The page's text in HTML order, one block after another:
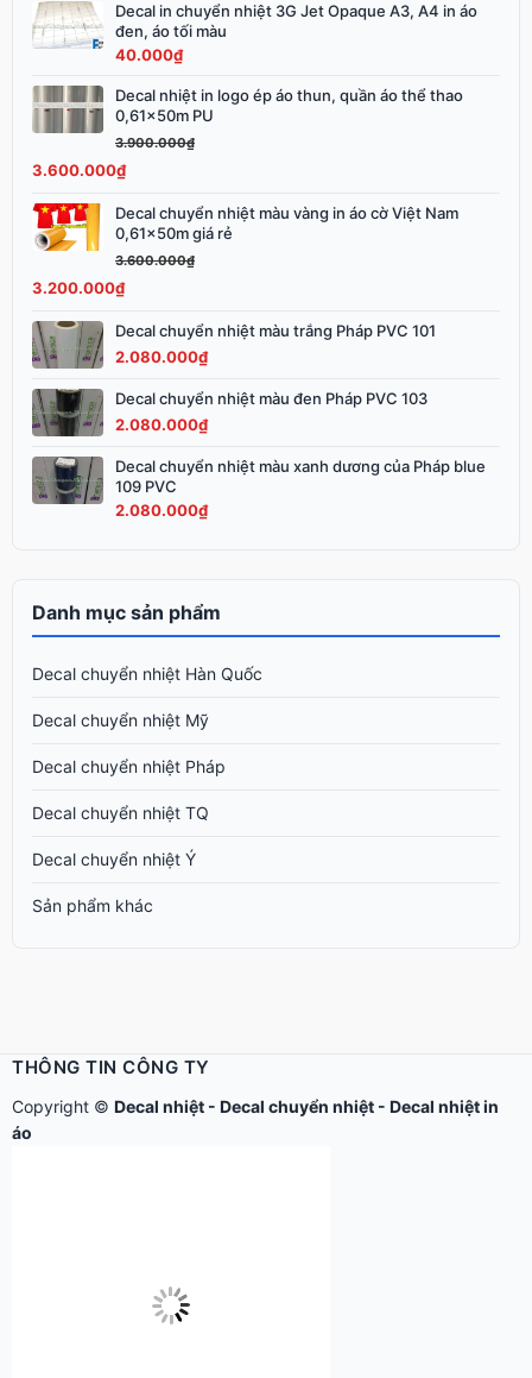
1.750.000₫.Decal in chuyển nhiệt 3G Jet Opaque A3, A4 in áo
đen, áo tối màu
40.000₫
Decal nhiệt in logo ép áo thun, quần áo thể thao
0,61x50m PU
3.900.000₫
Giá
3.900.000₫.
3.600.000₫
Giá
là:
3.600.000₫.
Decal chuyển nhiệt màu vàng in áo cờ Việt Nam
0,61x50m giá rẻ
3.600.000₫
Giá
gốc
3.600.000₫.
3.200.000₫
Giá
hiện
là:
3.200.000₫.
Decal chuyển nhiệt màu trắng Pháp PVC 101
2.080.000₫
Decal chuyển nhiệt màu đen Pháp PVC 103
2.080.000₫
Decal chuyển nhiệt màu xanh dương của Pháp blue
109 PVC
2.080.000₫
Danh mục sản phẩm
Decal chuyển nhiệt Hàn Quốc
Decal chuyển nhiệt Mỹ
Decal chuyển nhiệt Pháp
Decal chuyển nhiệt TQ
Decal chuyển nhiệt Ý
Sản phẩm khác
THÔNG TIN CÔNG TY
Copyright © Decal nhiệt - Decal chuyển nhiệt - Decal nhiệt in
áo